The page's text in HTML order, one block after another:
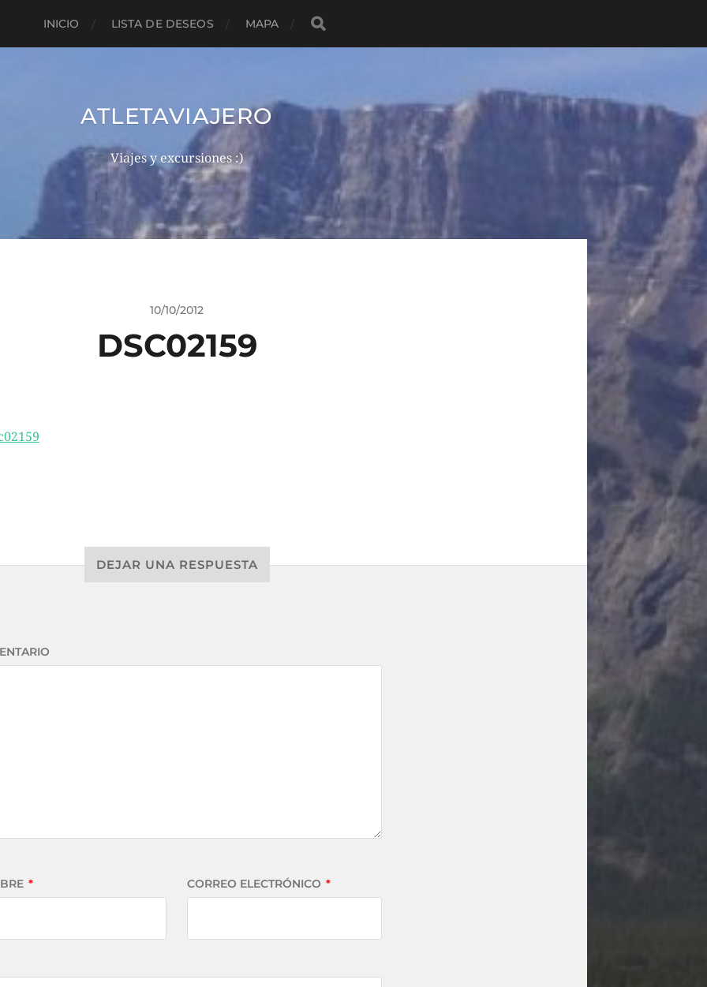
INICIO LISTA DE DESEOS MAPA
ATLETAVIAJERO
Viajes y excursiones :)
10/10/2012
DSC02159
DEJAR UNA RESPUESTA
* CORREO ELECTRÓNICO *